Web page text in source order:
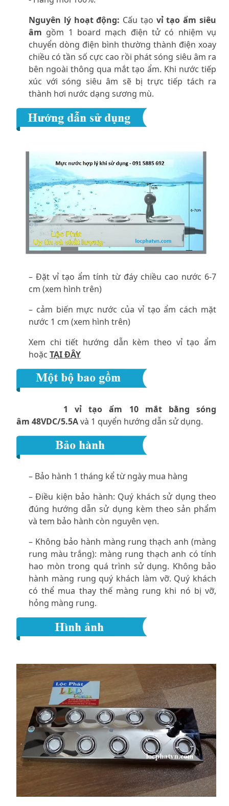
Nguyên lý hoạt động: Cấu tạo vỉ tạo ẩm siêu
âm gồm 1 board mạch điện tử có nhiệm vụ
chuyển dòng điện bình thường thành điện xoay
chiều có tần số cực cao rồi phát sóng siêu âm ra
bên ngoài thông qua mắt tạo ẩm. Khi nước tiếp
xúc với sóng siêu âm sẽ bị trực tiếp tách ra
thành hơi nước dạng sương mù.
– Đặt vỉ tạo ẩm tính từ đáy chiều cao nước 6-7
cm (xem hình trên)
– cảm biến mực nước của vỉ tạo ẩm cách mặt
nước 1 cm (xem hình trên)
Xem chi tiết hướng dẫn kèm theo vỉ tạo ẩm
hoặc TẠI ĐÂY
1 vỉ tạo ẩm 10 mắt bằng sóng
âm 48VDC/5.5Avà 1 quyển hướng dẫn sử dụng.
– Bảo hành 1 tháng kể từ ngày mua hàng
– Điều kiện bảo hành: Quý khách sử dụng theo
đúng hướng dẫn sử dụng kèm theo sản phẩm
và tem bảo hành còn nguyên vẹn.
– Không bảo hành màng rung thạch anh (màng
rung màu trắng): màng rung thạch anh có tính
hao mòn trong quá trình sử dụng. Không bảo
hành màng rung quý khách làm vỡ. Quý khách
có thể mua thay thế màng rung khi nó bị vỡ,
hỏng màng rung.